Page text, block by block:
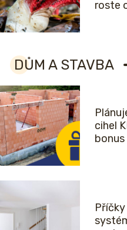
roste
DŮM A STAVBA
cihel
bonus